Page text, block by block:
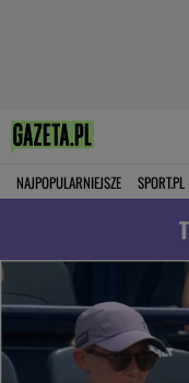
NAJPOPULARNIEJSZE SPORT.PL